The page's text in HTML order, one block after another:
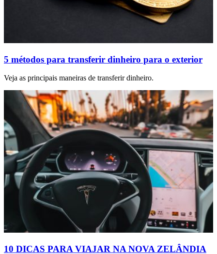
5 métodos para transferir dinheiro para o exterior
Veja as principais maneiras de transferir dinheiro.
10 DICAS PARA VIAJAR NA NOVA ZELÂNDIA